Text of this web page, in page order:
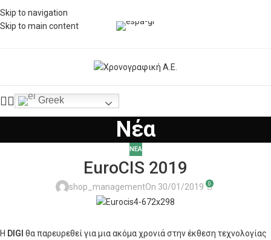
Skip to navigation
Skip to main content
Greek
Νέα
ΝΕΑ
EuroCIS 2019
shop_managementOn 30/01/2019 0
Η DIGI θα παρευρεθεί για μια ακόμα χρονιά στην έκθεση τεχνολογίας